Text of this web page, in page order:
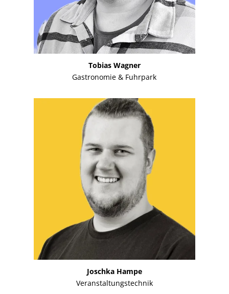
Tobias Wagner
Gastronomie & Fuhrpark
Joschka Hampe
Veranstaltungstechnik